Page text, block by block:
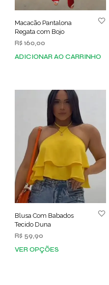
Macacão Pantalona
Regata com Bojo
R$ 160,00
ADICIONAR AO CARRINHO
Blusa Com Babados
Tecido Duna
R$ 59,90
VER OPÇÕES